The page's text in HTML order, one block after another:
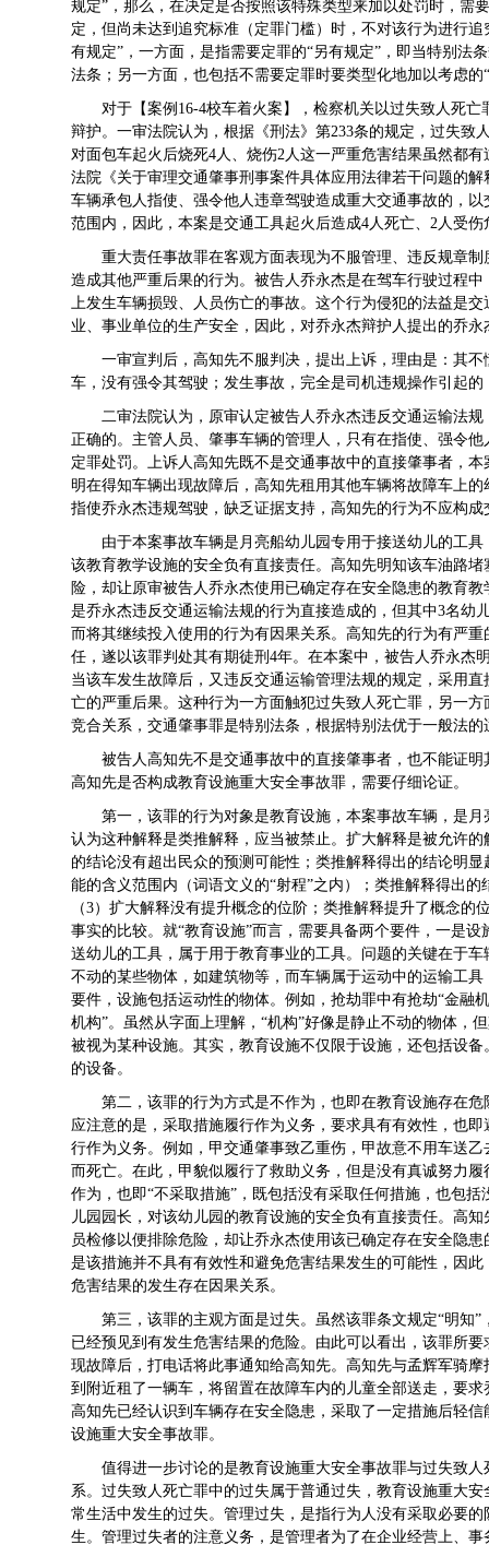
规定”，那么，在决定是否按照该特殊类型来加以处罚时，需
定，但尚未达到追究标准（定罪门槛）时，不对该行为进行
有规定”，一方面，是指需要定罪的“另有规定”，即当特别法
法条；另一方面，也包括不需要定罪时要类型化地加以考虑的
对于【案例16-4校车着火案】，检察机关以过失致人死
辩护。一审法院认为，根据《刑法》第233条的规定，过失
对面包车起火后烧死4人、烧伤2人这一严重危害结果虽然都
法院《关于审理交通肇事刑事案件具体应用法律若干问题的
车辆承包人指使、强令他人违章驾驶造成重大交通事故的，
范围内，因此，本案是交通工具起火后造成4人死亡、2人受
重大责任事故罪在客观方面表现为不服管理、违反规章
造成其他严重后果的行为。被告人乔永杰是在驾车行驶过程
上发生车辆损毁、人员伤亡的事故。这个行为侵犯的法益是
业、事业单位的生产安全，因此，对乔永杰辩护人提出的乔
一审宣判后，高知先不服判决，提出上诉，理由是：其
车，没有强令其驾驶；发生事故，完全是司机违规操作引起
二审法院认为，原审认定被告人乔永杰违反交通运输法
正确的。主管人员、肇事车辆的管理人，只有在指使、强令
定罪处罚。上诉人高知先既不是交通事故中的直接肇事者，
明在得知车辆出现故障后，高知先租用其他车辆将故障车上
指使乔永杰违规驾驶，缺乏证据支持，高知先的行为不应构成
由于本案事故车辆是月亮船幼儿园专用于接送幼儿的工
该教育教学设施的安全负有直接责任。高知先明知该车油路
险，却让原审被告人乔永杰使用已确定存在安全隐患的教育
是乔永杰违反交通运输法规的行为直接造成的，但其中3名幼
而将其继续投入使用的行为有因果关系。高知先的行为有严
任，遂以该罪判处其有期徒刑4年。在本案中，被告人乔永杰
当该车发生故障后，又违反交通运输管理法规的规定，采用
亡的严重后果。这种行为一方面触犯过失致人死亡罪，另一
竞合关系，交通肇事罪是特别法条，根据特别法优于一般法
被告人高知先不是交通事故中的直接肇事者，也不能证
高知先是否构成教育设施重大安全事故罪，需要仔细论证。
第一，该罪的行为对象是教育设施，本案事故车辆，是
认为这种解释是类推解释，应当被禁止。扩大解释是被允许
的结论没有超出民众的预测可能性；类推解释得出的结论明
能的含义范围内（词语文义的“射程”之内）；类推解释得出
（3）扩大解释没有提升概念的位阶；类推解释提升了概念
事实的比较。就“教育设施”而言，需要具备两个要件，一是
送幼儿的工具，属于用于教育事业的工具。问题的关键在于
不动的某些物体，如建筑物等，而车辆属于运动中的运输工
要件，设施包括运动性的物体。例如，抢劫罪中有抢劫“金融
机构”。虽然从字面上理解，“机构”好像是静止不动的物体，
被视为某种设施。其实，教育设施不仅限于设施，还包括设
的设备。
第二，该罪的行为方式是不作为，也即在教育设施存在
应注意的是，采取措施履行作为义务，要求具有有效性，也
行作为义务。例如，甲交通肇事致乙重伤，甲故意不用车送
而死亡。在此，甲貌似履行了救助义务，但是没有真诚努力
作为，也即“不采取措施”，既包括没有采取任何措施，也包
儿园园长，对该幼儿园的教育设施的安全负有直接责任。高
员检修以便排除危险，却让乔永杰使用该已确定存在安全隐
是该措施并不具有有效性和避免危害结果发生的可能性，因
危害结果的发生存在因果关系。
第三，该罪的主观方面是过失。虽然该罪条文规定“明知
已经预见到有发生危害结果的危险。由此可以看出，该罪所
现故障后，打电话将此事通知给高知先。高知先与孟辉军骑
到附近租了一辆车，将留置在故障车内的儿童全部送走，要
高知先已经认识到车辆存在安全隐患，采取了一定措施后轻
设施重大安全事故罪。
值得进一步讨论的是教育设施重大安全事故罪与过失致
系。过失致人死亡罪中的过失属于普通过失，教育设施重大
常生活中发生的过失。管理过失，是指行为人没有采取必要
生。管理过失者的注意义务，是管理者为了在企业经营上、